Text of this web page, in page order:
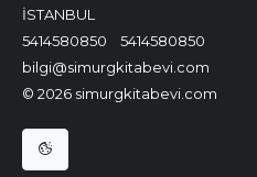
İSTANBUL
5414580850
5414580850
bilgi@simurgkitabevi.com
© 2026 simurgkitabevi.com